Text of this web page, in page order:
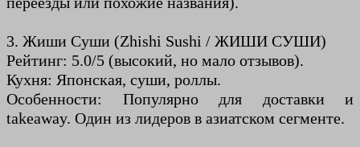
3. Жиши Суши (Zhishi Sushi / ЖИШИ СУШИ)
Рейтинг: 5.0/5 (высокий, но мало отзывов).
Кухня: Японская, суши, роллы.
Особенности: Популярно для доставки и
takeaway. Один из лидеров в азиатском сегменте.